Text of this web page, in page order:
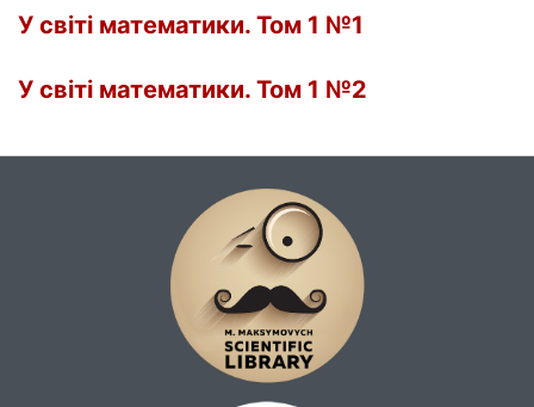
У світі математики. Том 1 №1
У світі математики. Том 1 №2